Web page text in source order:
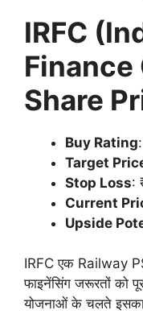
IRFC
Finance
Share
Buy Rating
Target
Stop Loss:
Current
Upside
IRFC एक Railway
फाइनेंसिंग जरूरतों को
योजनाओं के चलते